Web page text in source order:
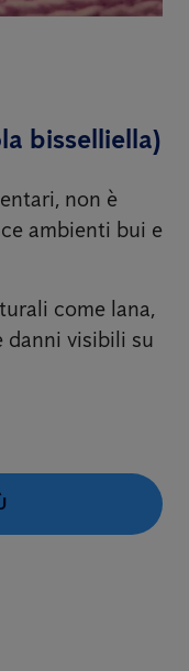
bisselliella)
non è
ambienti bui e
come lana,
danni visibili su